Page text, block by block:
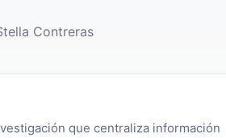
Contreras
que centraliza información